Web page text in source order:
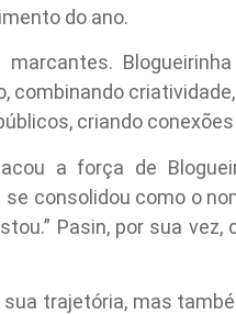
do ano.
criando
a força de
consolidou como o
Pasin, por sua vez,
trajetória, mas